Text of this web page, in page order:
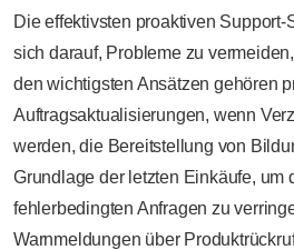
Die effektivsten proaktiven
sich darauf, Probleme zu
den wichtigsten Ansätzen gehören
Auftragsaktualisierungen, wenn
werden, die Bereitstellung von
Grundlage der letzten Einkäufe, um
fehlerbedingten Anfragen zu
Warnmeldungen über